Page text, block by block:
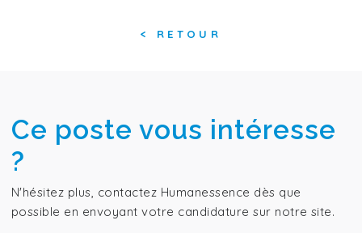
< RETOUR
Ce poste vous intéresse
?
N'hésitez plus, contactez Humanessence dès que
possible en envoyant votre candidature sur notre site.